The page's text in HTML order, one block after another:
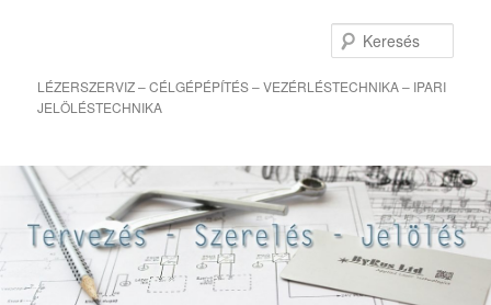
LÉZERSZERVIZ – CÉLGÉPÉPÍTÉS – VEZÉRLÉSTECHNIKA – IPARI
JELÖLÉSTECHNIKA